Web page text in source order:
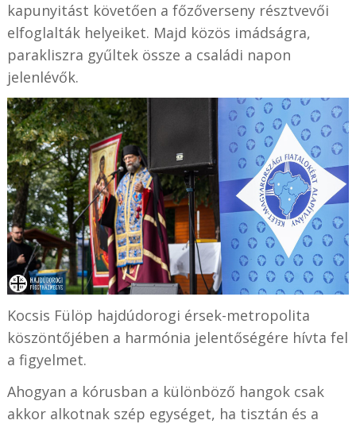
kapunyitást követően a főzőverseny résztvevői
elfoglalták helyeiket. Majd közös imádságra,
parakliszra gyűltek össze a családi napon
jelenlévők.
Kocsis Fülöp hajdúdorogi érsek-metropolita
köszöntőjében a harmónia jelentőségére hívta fel
a figyelmet.
Ahogyan a kórusban a különböző hangok csak
akkor alkotnak szép egységet, ha tisztán és a